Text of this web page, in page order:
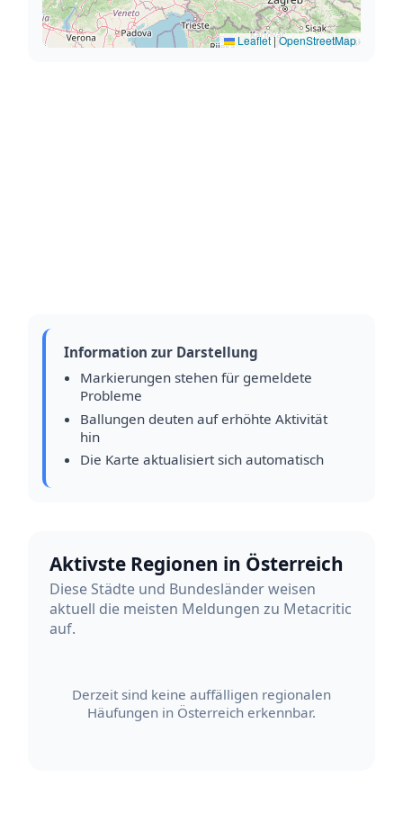
Leaflet| OpenStreetMap
Information zur Darstellung
Markierungen stehen für gemeldete
Probleme
Ballungen deuten auf erhöhte Aktivität
hin
Die Karte aktualisiert sich automatisch
Aktivste Regionen in Österreich
Diese Städte und Bundesländer weisen
aktuell die meisten Meldungen zu Metacritic
auf.
Derzeit sind keine auffälligen regionalen
Häufungen in Österreich erkennbar.